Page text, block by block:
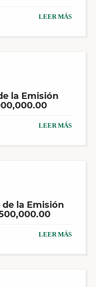
LEER MÁS
la Emisión
LEER MÁS
la Emisión
LEER MÁS